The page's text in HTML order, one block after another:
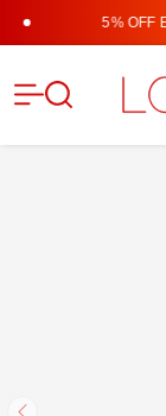
5% OFF